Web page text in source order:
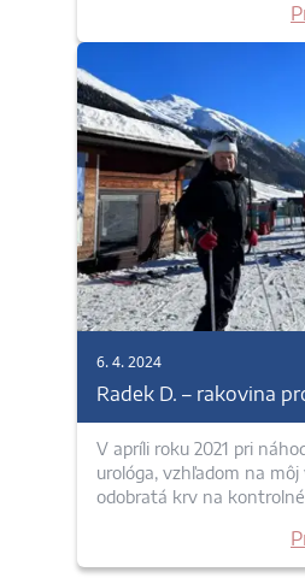
6. 4. 2024
Radek D. – rakovina
V apríli roku 2021 pri
urológa, vzhľadom na môj
odobratá krv na kontrolné